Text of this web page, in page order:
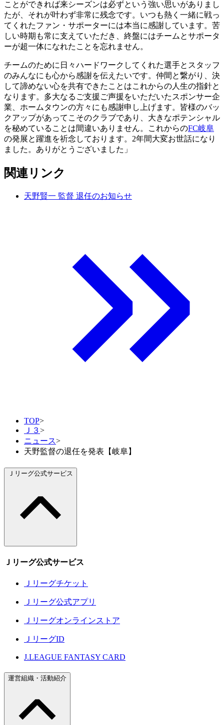
ことができれば来シーズンは必ずという強い思いがありまし
たが、それが叶わず非常に残念です。いつも熱く一緒に戦っ
てくれたファン・サポーターには本当に感謝しています。苦
しい時期も常に支えていただき、終盤にはチームとサポータ
ーが超一体になれたことを忘れません。
チームのために日々ハードワークしてくれた選手とスタッフ
のみんなにも心から感謝を伝えたいです。仲間と繋がり、決
して諦めない心を共有できたことはこれからの人生の指針と
なります。多大なるご支援ご声援をいただいたスポンサー企
業、ホームタウンの方々にも感謝申し上げます。皆様のバッ
クアップがあってこそのクラブであり、大きなポテンシャル
を秘めていることは間違いありません。これからのFC岐阜
の発展と躍進を祈念しております。2年間大変お世話になり
ました。ありがとうございました」
関連リンク
天野賢一 監督 退任のお知らせ
TOP>
Ｊ３>
ニュース>
天野監督の退任を発表【岐阜】
Ｊリーグ公式サービス
Ｊリーグ公式サービス
Ｊリーグチケット
Ｊリーグ公式アプリ
Ｊリーグオンラインストア
ＪリーグID
J.LEAGUE FANTASY CARD
運営組織・活動紹介